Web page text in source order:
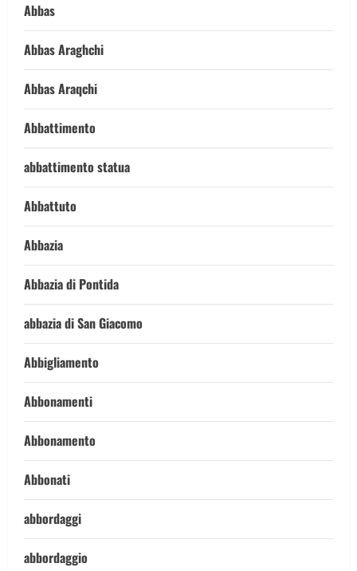
Abbas
Abbas Araghchi
Abbas Araqchi
Abbattimento
abbattimento statua
Abbattuto
Abbazia
Abbazia di Pontida
abbazia di San Giacomo
Abbigliamento
Abbonamenti
Abbonamento
Abbonati
abbordaggi
abbordaggio